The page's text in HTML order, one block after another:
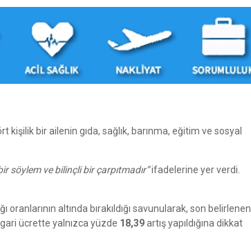
bir ailenin gıda, sağlık, barınma, eğitim ve sosyal
söylem ve bilinçli bir çarpıtmadır”ifadelerine yer verdi.
altında bırakıldığı savunularak, son belirlenen
ücrette yalnızca yüzde 18,39artış yapıldığına dikkat